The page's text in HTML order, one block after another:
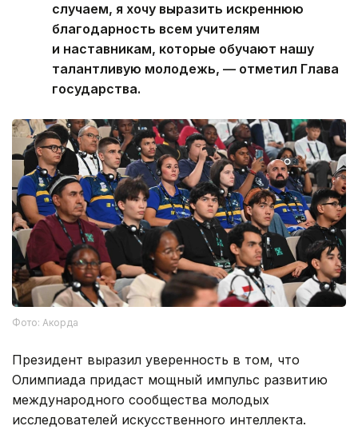
случаем, я хочу выразить искреннюю
благодарность всем учителям
и наставникам, которые обучают нашу
талантливую молодежь, — отметил Глава
государства.
Фото: Акорда
Президент выразил уверенность в том, что
Олимпиада придаст мощный импульс развитию
международного сообщества молодых
исследователей искусственного интеллекта.